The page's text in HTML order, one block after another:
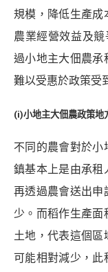
規模，降低生產成
農業經營效益及競
過小地主大佃農承
難以受惠於政策受
(i)小地主大佃農政策地
不同的農會對於
鎮基本上是由承租
再透過農會送出申
少。而稻作生產面
土地，代表這個區
可能相對減少，